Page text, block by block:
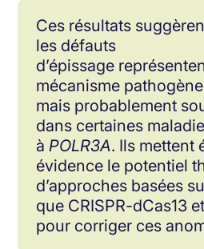
Ces résultats
les défauts
d’épissage
mécanisme
mais probablement
dans certaines
à POLR3A. Ils mettent
évidence le potentiel
d’approches basées
que CRISPR-dCas13
pour corriger ces